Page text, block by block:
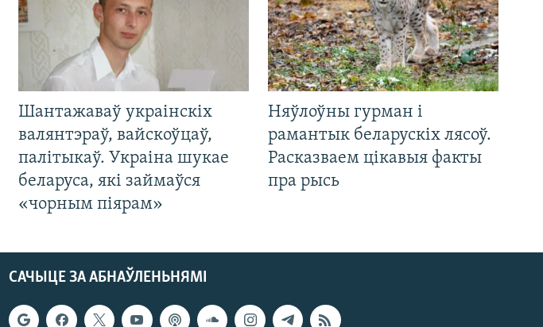
Шантажаваў украінскіх
валянтэраў, вайскоўцаў,
палітыкаў. Украіна шукае
беларуса, які займаўся
«чорным піярам»
Няўлоўны гурман і
рамантык беларускіх лясоў.
Расказваем цікавыя факты
пра рысь
САЧЫЦЕ ЗА АБНАЎЛЕНЬНЯМІ